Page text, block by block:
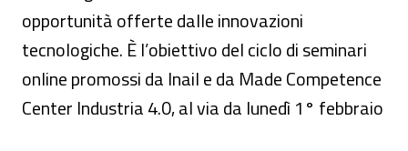
opportunità offerte dalle innovazioni
tecnologiche. È l’obiettivo del ciclo di seminari
online promossi da Inail e da Made Competence
Center Industria 4.0, al via da lunedì 1° febbraio